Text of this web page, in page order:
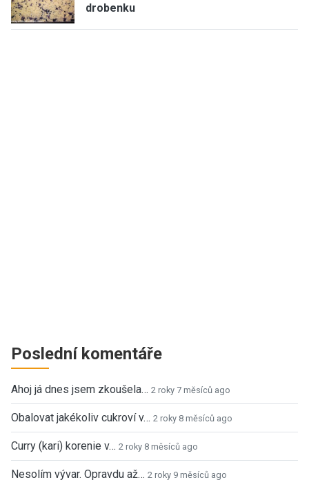
drobenku
Poslední komentáře
Ahoj já dnes jsem zkoušela… 2 roky 7 měsíců ago
Obalovat jakékoliv cukroví v… 2 roky 8 měsíců ago
Curry (kari) korenie v… 2 roky 8 měsíců ago
Nesolím vývar. Opravdu až… 2 roky 9 měsíců ago